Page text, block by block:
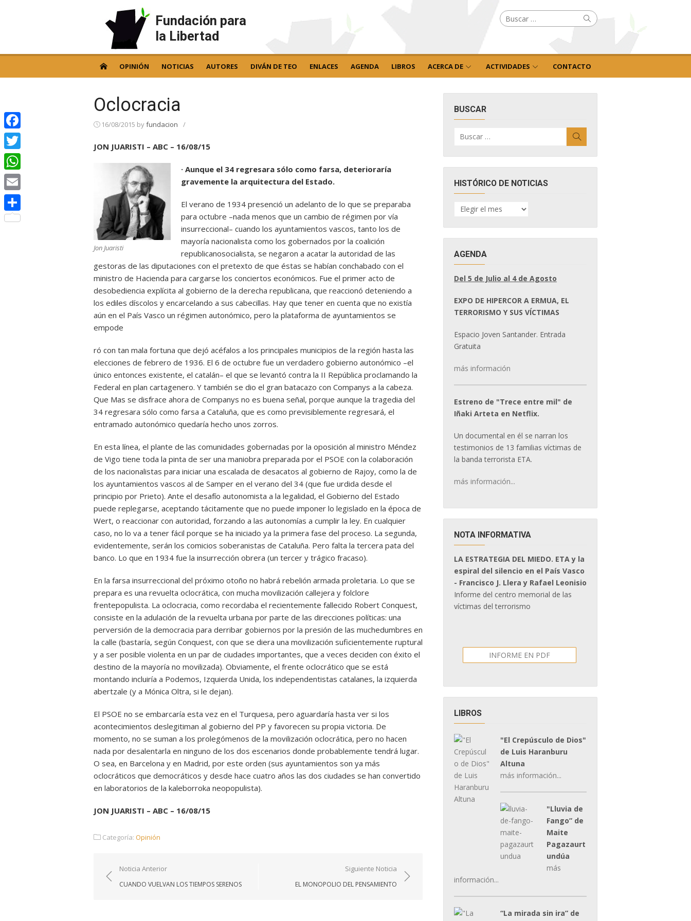
Fundación para
la Libertad
Buscar
por: Buscar
OPINIÓN NOTICIAS AUTORES DIVÁN DE TEO ENLACES AGENDA LIBROS ACERCA DE ACTIVIDADES CONTACTO
Oclocracia
16/08/2015 byfundacion /
JON JUARISTI – ABC – 16/08/15
Jon Juaristi
· Aunque el 34 regresara sólo como farsa, deterioraría
gravemente la arquitectura del Estado.
El verano de 1934 presenció un adelanto de lo que se preparaba
para octubre –nada menos que un cambio de régimen por vía
insurreccional– cuando los ayuntamientos vascos, tanto los de
mayoría nacionalista como los gobernados por la coalición
republicanosocialista, se negaron a acatar la autoridad de las
gestoras de las diputaciones con el pretexto de que éstas se habían conchabado con el
ministro de Hacienda para cargarse los conciertos económicos. Fue el primer acto de
desobediencia explícita al gobierno de la derecha republicana, que reaccionó deteniendo a
los ediles díscolos y encarcelando a sus cabecillas. Hay que tener en cuenta que no existía
aún en el País Vasco un régimen autonómico, pero la plataforma de ayuntamientos se
empode
ró con tan mala fortuna que dejó acéfalos a los principales municipios de la región hasta las
elecciones de febrero de 1936. El 6 de octubre fue un verdadero gobierno autonómico –el
único entonces existente, el catalán– el que se levantó contra la II República proclamando la
Federal en plan cartagenero. Y también se dio el gran batacazo con Companys a la cabeza.
Que Mas se disfrace ahora de Companys no es buena señal, porque aunque la tragedia del
34 regresara sólo como farsa a Cataluña, que es como previsiblemente regresará, el
entramado autonómico quedaría hecho unos zorros.
En esta línea, el plante de las comunidades gobernadas por la oposición al ministro Méndez
de Vigo tiene toda la pinta de ser una maniobra preparada por el PSOE con la colaboración
de los nacionalistas para iniciar una escalada de desacatos al gobierno de Rajoy, como la de
los ayuntamientos vascos al de Samper en el verano del 34 (que fue urdida desde el
principio por Prieto). Ante el desafío autonomista a la legalidad, el Gobierno del Estado
puede replegarse, aceptando tácitamente que no puede imponer lo legislado en la época de
Wert, o reaccionar con autoridad, forzando a las autonomías a cumplir la ley. En cualquier
caso, no lo va a tener fácil porque se ha iniciado ya la primera fase del proceso. La segunda,
evidentemente, serán los comicios soberanistas de Cataluña. Pero falta la tercera pata del
banco. Lo que en 1934 fue la insurrección obrera (un tercer y trágico fracaso).
En la farsa insurreccional del próximo otoño no habrá rebelión armada proletaria. Lo que se
prepara es una revuelta oclocrática, con mucha movilización callejera y folclore
frentepopulista. La oclocracia, como recordaba el recientemente fallecido Robert Conquest,
consiste en la adulación de la revuelta urbana por parte de las direcciones políticas: una
perversión de la democracia para derribar gobiernos por la presión de las muchedumbres en
la calle (bastaría, según Conquest, con que se diera una movilización suficientemente ruptural
y a ser posible violenta en un par de ciudades importantes, que a veces deciden con éxito el
destino de la mayoría no movilizada). Obviamente, el frente oclocrático que se está
montando incluiría a Podemos, Izquierda Unida, los independentistas catalanes, la izquierda
abertzale (y a Mónica Oltra, si le dejan).
El PSOE no se embarcaría esta vez en el Turquesa, pero aguardaría hasta ver si los
acontecimientos deslegitiman al gobierno del PP y favorecen su propia victoria. De
momento, no se suman a los prolegómenos de la movilización oclocrática, pero no hacen
nada por desalentarla en ninguno de los dos escenarios donde probablemente tendrá lugar.
O sea, en Barcelona y en Madrid, por este orden (sus ayuntamientos son ya más
oclocráticos que democráticos y desde hace cuatro años las dos ciudades se han convertido
en laboratorios de la kaleborroka neopopulista).
JON JUARISTI – ABC – 16/08/15
Categoría: Opinión
Navegación
de
Noticia Anterior
CUANDO VUELVAN LOS TIEMPOS SERENOS
Siguiente Noticia
EL MONOPOLIO DEL PENSAMIENTO
BUSCAR
por:
HISTÓRICO DE NOTICIAS
HISTÓRICO
DE
AGENDA
Del 5 de Julio al 4 de Agosto
EXPO DE HIPERCOR A ERMUA, EL
TERRORISMO Y SUS VÍCTIMAS
Espacio Joven Santander. Entrada
Gratuita
más información
Estreno de "Trece entre mil" de
Iñaki Arteta en Netflix.
Un documental en él se narran los
testimonios de 13 familias víctimas de
la banda terrorista ETA.
más información...
NOTA INFORMATIVA
LA ESTRATEGIA DEL MIEDO. ETA y la
espiral del silencio en el País Vasco
- Francisco J. Llera y Rafael Leonisio
Informe del centro memorial de las
víctimas del terrorismo
INFORME EN PDF
LIBROS
"El Crepúsculo de Dios"
de Luis Haranburu
Altuna
más información...
"Lluvia de
Fango” de
Maite
Pagazaurt
undúa
más
información...
“La mirada sin ira” de
Facebook
Twitter
WhatsApp
Email
Compartir